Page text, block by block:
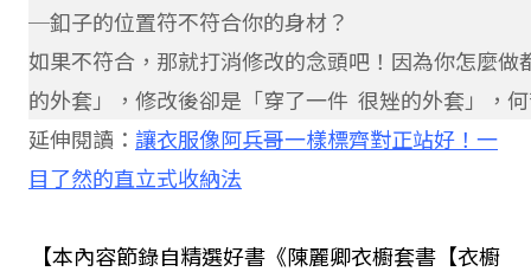
─釦子的位置符不符合你的身材？
如果不符合，那就打消修改的念頭吧！因為你怎麼
的外套」，修改後卻是「穿了一件 很矬的外套」，
延伸閱讀： 讓衣服像阿兵哥一樣標齊對正站好！一
目了然的直立式收納法
【本內容節錄自精選好書《陳麗卿衣櫥套書【衣櫥